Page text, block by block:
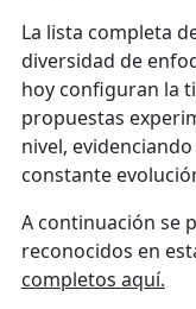
La lista completa
diversidad de
hoy configuran la
propuestas
nivel,
constante
A continuación se
reconocidos en
completos aquí.